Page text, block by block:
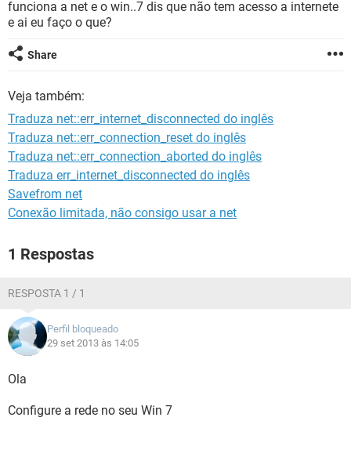
GUIA DE COMPRAS
funciona a net e o win..7 dis que não tem acesso a internete
e ai eu faço o que?
Share
Veja também:
Traduza net::err_internet_disconnected do inglês
Traduza net::err_connection_reset do inglês
Traduza net::err_connection_aborted do inglês
Traduza err_internet_disconnected do inglês
Savefrom net
Conexão limitada, não consigo usar a net
1 Respostas
RESPOSTA 1 / 1
Perfil bloqueado
29 set 2013 às 14:05
Ola
Configure a rede no seu Win 7